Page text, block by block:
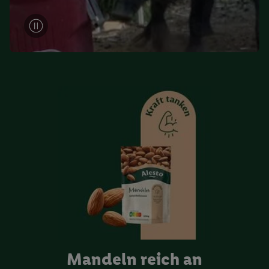
Mandeln reich an
zugeordneten Endgeräte zu ermöglichen. Sofern Sie
Teilnehmer des Lidl Plus-Programms sind, werden für diese
Zwecke auch Daten aus Ihrem Filial-Kaufverhalten verarbeitet.
Zudem werden einem der o.g. Partner Daten über Ihr
Werbekampagnen seiner Auftraggeber messen kann.
Die Erstellung personalisierter Werbung basiert auf der
Generierung von auch mit Daten von anderen Diensten
angereicherten Profilen. Dies umfasst die Zusammenführung
von Daten (z.B. über Ihre Nutzung der Lidl-Dienste, Ihr
Kaufverhalten in den Lidl-Diensten, Informationen aus Ihrem
Kundenkonto - z.B. Alter oder Geschlecht - sowie Ihre genauen
Standortdaten) auch über verschiedene Endgeräte und Lidl-
Dienste hinweg einschließlich dem Speichern von und/ oder
dem Zugriff auf Informationen auf Ihren Endgeräten zur
Erstellung von Zielgruppen (sogenannten Segmenten). Im
Zusammenhang mit dem Ausspielen dieser Werbung erfolgen